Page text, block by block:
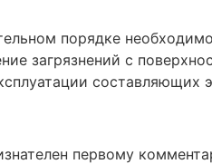
порядке
загрязнений с
составляющих
первому